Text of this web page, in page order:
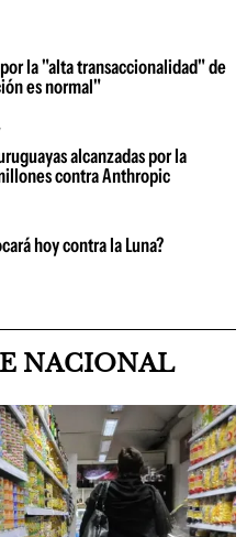
la "alta transaccionalidad" de
es normal"
alcanzadas por la
contra Anthropic
hoy contra la Luna?
NACIONAL